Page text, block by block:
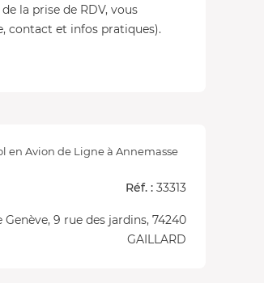
la prise de RDV, vous
contact et infos pratiques).
en Avion de Ligne à Annemasse
Réf. : 33313
9 rue des jardins, 74240
GAILLARD